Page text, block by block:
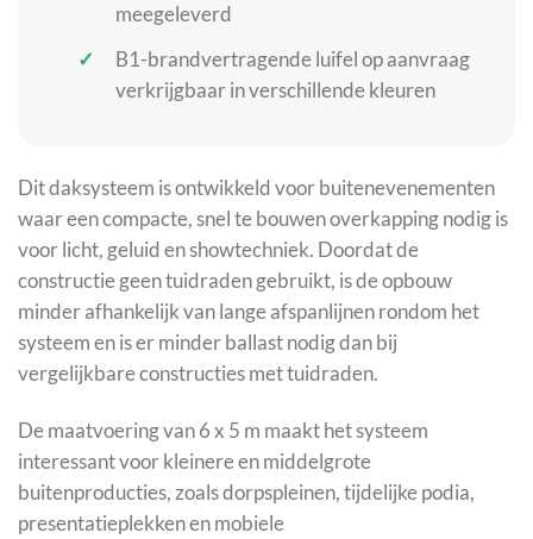
meegeleverd
B1-brandvertragende luifel op aanvraag
verkrijgbaar in verschillende kleuren
Dit daksysteem is ontwikkeld voor buitenevenementen
waar een compacte, snel te bouwen overkapping nodig is
voor licht, geluid en showtechniek. Doordat de
constructie geen tuidraden gebruikt, is de opbouw
minder afhankelijk van lange afspanlijnen rondom het
systeem en is er minder ballast nodig dan bij
vergelijkbare constructies met tuidraden.
De maatvoering van 6 x 5 m maakt het systeem
interessant voor kleinere en middelgrote
buitenproducties, zoals dorpspleinen, tijdelijke podia,
presentatieplekken en mobiele